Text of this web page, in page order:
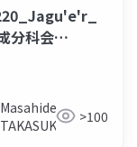
分科会
ウド人材育成
Masahide
TAKASUKA
>100